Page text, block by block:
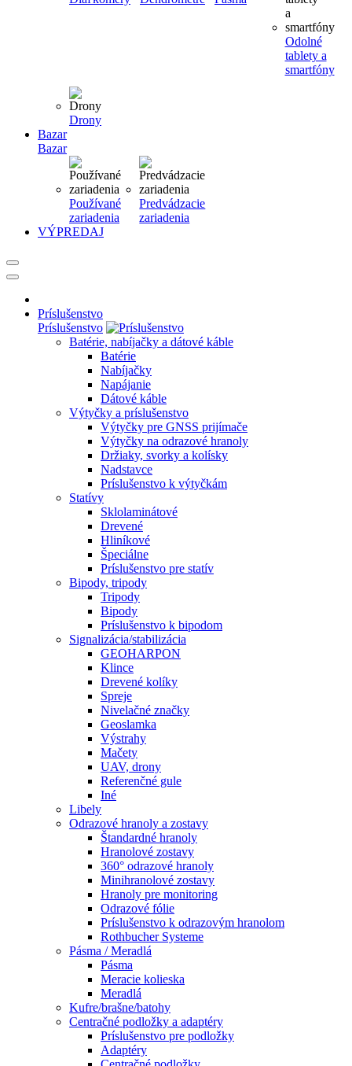
Odolné
tablety a
smartfóny
Drony
Bazar
Bazar
Používané
zariadenia
Predvádzacie
zariadenia
VÝPREDAJ
Príslušenstvo
Príslušenstvo
Batérie, nabíjačky a dátové káble
Batérie
Nabíjačky
Napájanie
Dátové káble
Výtyčky a príslušenstvo
Výtyčky pre GNSS prijímače
Výtyčky na odrazové hranoly
Držiaky, svorky a kolísky
Nadstavce
Príslušenstvo k výtyčkám
Statívy
Sklolaminátové
Drevené
Hliníkové
Špeciálne
Príslušenstvo pre statív
Bipody, tripody
Tripody
Bipody
Príslušenstvo k bipodom
Signalizácia/stabilizácia
GEOHARPON
Klince
Drevené kolíky
Spreje
Nivelačné značky
Geoslamka
Výstrahy
Mačety
UAV, drony
Referenčné gule
Iné
Libely
Odrazové hranoly a zostavy
Štandardné hranoly
Hranolové zostavy
360° odrazové hranoly
Minihranolové zostavy
Hranoly pre monitoring
Odrazové fólie
Príslušenstvo k odrazovým hranolom
Rothbucher Systeme
Pásma / Meradlá
Pásma
Meracie kolieska
Meradlá
Kufre/brašne/batohy
Centračné podložky a adaptéry
Príslušenstvo pre podložky
Adaptéry